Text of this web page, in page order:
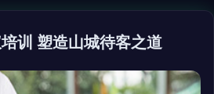
训 塑造山城待客之道